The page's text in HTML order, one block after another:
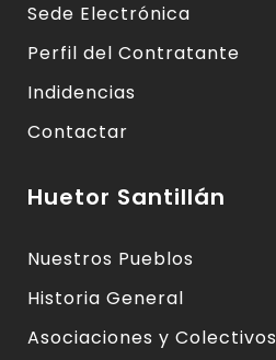
Sede Electrónica
Perfil del Contratante
Indidencias
Contactar
Huetor Santillán
Nuestros Pueblos
Historia General
Asociaciones y Colectivos